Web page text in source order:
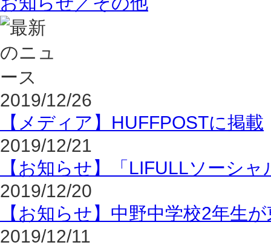
2019/12/26
【メディア】HUFFPOSTに掲載
2019/12/21
【お知らせ】「LIFULLソーシ
2019/12/20
【お知らせ】中野中学校2年生
2019/12/11